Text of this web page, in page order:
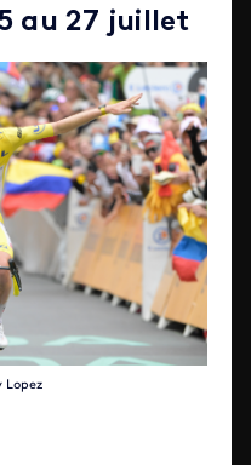
au 27 juillet
Lopez